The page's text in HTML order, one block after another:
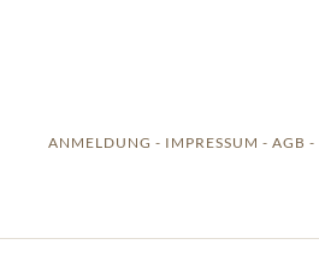
ANMELDUNG IMPRESSUM AGB